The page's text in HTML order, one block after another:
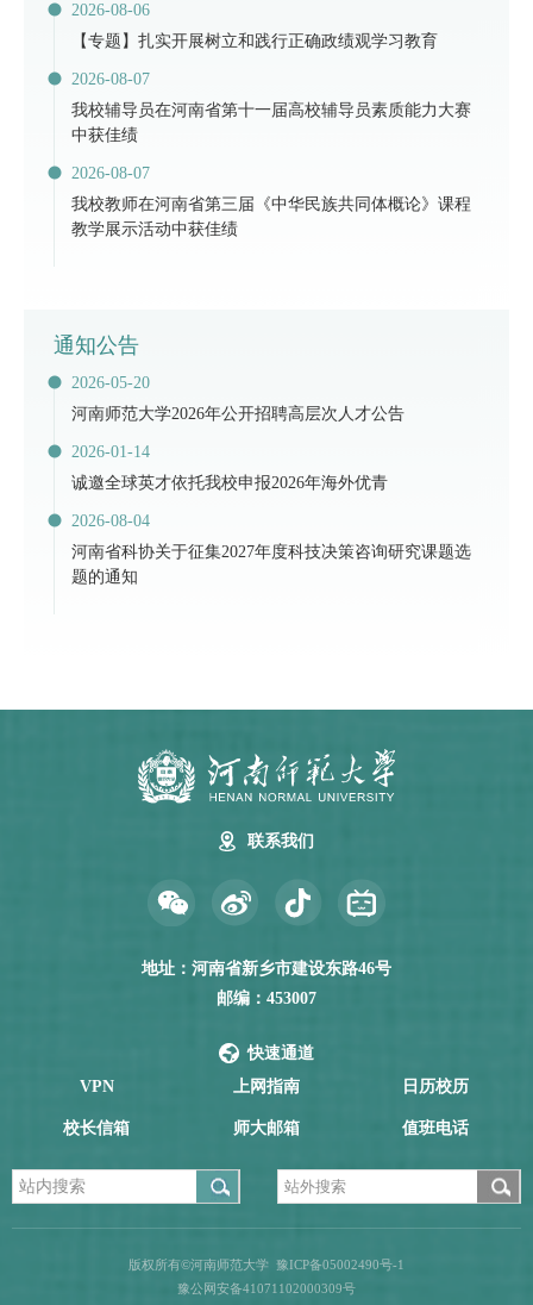
2026-08-06
【专题】扎实开展树立和践行正确政绩观学习教育
2026-08-07
​我校辅导员在河南省第十一届高校辅导员素质能力大赛
中获佳绩
2026-08-07
我校教师在河南省第三届《中华民族共同体概论》课程
教学展示活动中获佳绩
通知公告
2026-05-20
河南师范大学2026年公开招聘高层次人才公告
2026-01-14
诚邀全球英才依托我校申报2026年海外优青
2026-08-04
河南省科协关于征集2027年度科技决策咨询研究课题选
题的通知
联系我们
地址：河南省新乡市建设东路46号
邮编：453007
快速通道
VPN
上网指南 日历校历
校长信箱 师大邮箱 值班电话
版权所有©河南师范大学 豫ICP备05002490号-1
豫公网安备41071102000309号